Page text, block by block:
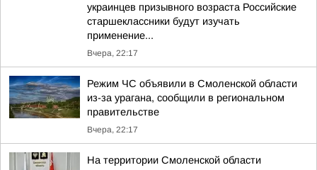
украинцев призывного возраста Российские
старшеклассники будут изучать
применение...
Вчера, 22:17
Режим ЧС объявили в Смоленской области
из-за урагана, сообщили в региональном
правительстве
Вчера, 22:17
На территории Смоленской области